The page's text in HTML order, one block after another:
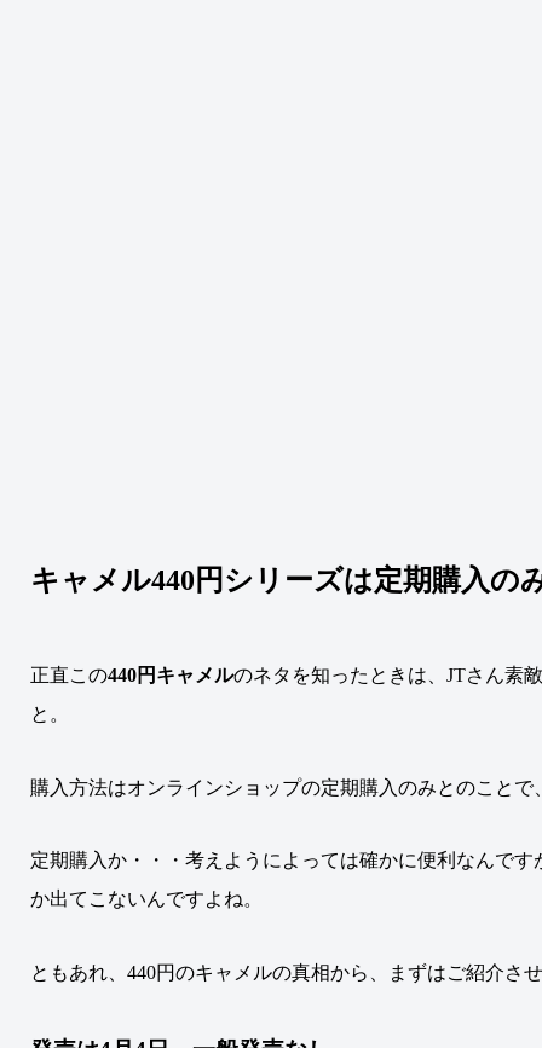
キャメル440円シリーズは定期購入の
正直この440円キャメルのネタを知ったときは、JTさん素
と 。
購入方法はオンラインショップの定期購入のみとのこと
定期購入か・・・考えようによっては確かに便利なんで
か出てこないんですよね。
ともあれ、440円のキャメルの真相から、まずはご紹介さ